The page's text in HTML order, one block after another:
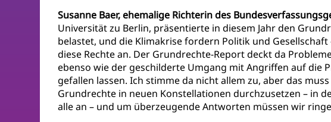
Susanne Baer, ehemalige Richterin des
Universität zu Berlin, präsentierte in diesem Jahr den
belastet, und die Klimakrise fordern Politik und
diese Rechte an. Der Grundrechte-Report deckt da
ebenso wie der geschilderte Umgang mit Angriffen auf die
gefallen lassen. Ich stimme da nicht allem zu, aber das
Grundrechte in neuen Konstellationen durchzusetzen – in
alle an – und um überzeugende Antworten müssen wir